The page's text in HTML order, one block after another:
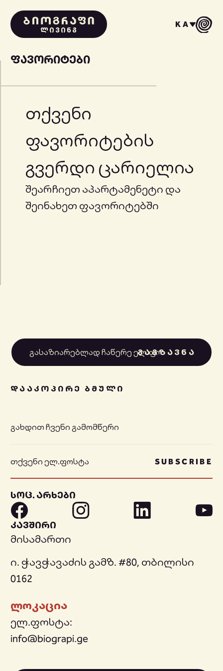
ᲚᲘᲕᲘᲜᲒ
KA
ᲤᲐᲕᲝᲠᲘᲢᲔᲑᲘ
თქვენი
ფავორიტების
გვერდი ცარიელია
შეარჩიეთ აპარტამენეტი და
შეინახეთ ფავორიტებში
ᲓᲐᲐᲙᲝᲞᲘᲠᲔ ᲑᲛᲣᲚᲘ
გახდით ჩვენი გამომწერი
SUBSCRIBE
სოც. არხები
კავშირი
მისამართი
ი. ჭავჭავაძის გამზ. #80, თბილისი
0162
ლოკაცია
ელ.ფოსტა:
info@biograpi.ge